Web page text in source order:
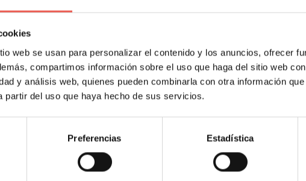
web se usan para personalizar el contenido y los anuncios, ofrecer
compartimos información sobre el uso que haga del sitio web
y análisis web, quienes pueden combinarla con otra información
partir del uso que haya hecho de sus servicios.
Preferencias Estadística
las redes sociales no ocurre de un día para otro, es necesario
a las empresas.